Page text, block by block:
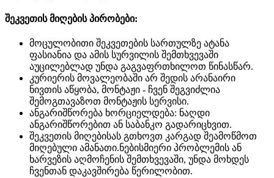
შეკვეთის მიღების პირობები:
მოცულობითი შეკვეთების სართულზე ატანა
ფასიანია და ამის სურვილის შემთხვევაში
აუცილებლად უნდა გაგვაფრთხილოთ წინასწარ.
კურიერის მოვალეობაში არ შედის არანაირი
ნივთის აწყობა, მონტაჟი - ჩვენ შეგვიძლია
შემოგთავაზოთ მონტაჟის სერვისი.
ანგარიშწორება ხორციელდება: ნაღდი
ანგარიშწორებით ან საბანკო გადარიცხვით.
შეკვეთის მიღებისას გთხოვთ კარგად შეამოწმოთ
მიღებული ამანათი.ნებისმიერი პრობლემის ან
ხარვეზის აღმოჩენის შემთხვევაში, უნდა მოხდეს
ჩვენთან დაკავშირება წერილობით.